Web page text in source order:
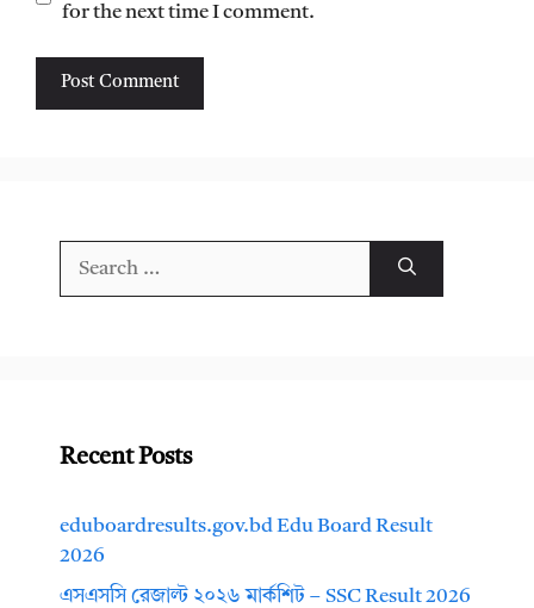
for the next time I comment.
Recent Posts
eduboardresults.gov.bd Edu Board Result
2026
এসএসসি রেজাল্ট ২০২৬ মার্কশিট – SSC Result 2026